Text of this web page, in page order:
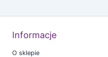
Informacje
O sklepie